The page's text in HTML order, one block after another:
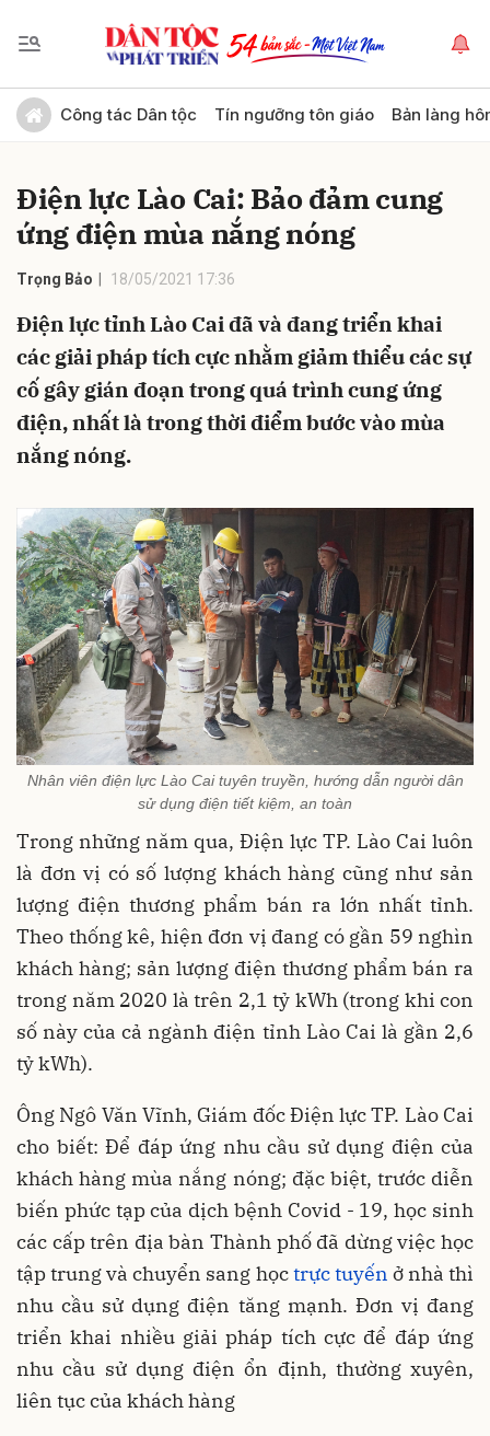
Công tác Dân tộc Tín ngưỡng tôn giáo Bản làng
Điện lực Lào Cai: Bảo đảm cung
ứng điện mùa nắng nóng
Trọng Bảo 18/05/2021 17:36
Điện lực tỉnh Lào Cai đã và đang triển khai
các giải pháp tích cực nhằm giảm thiểu các sự
cố gây gián đoạn trong quá trình cung ứng
điện, nhất là trong thời điểm bước vào mùa
nắng nóng.
Nhân viên điện lực Lào Cai tuyên truyền, hướng dẫn người dân
sử dụng điện tiết kiệm, an toàn
Trong những năm qua, Điện lực TP. Lào Cai luôn
là đơn vị có số lượng khách hàng cũng như sản
lượng điện thương phẩm bán ra lớn nhất tỉnh.
Theo thống kê, hiện đơn vị đang có gần 59 nghìn
khách hàng; sản lượng điện thương phẩm bán ra
trong năm 2020 là trên 2,1 tỷ kWh (trong khi con
số này của cả ngành điện tỉnh Lào Cai là gần 2,6
tỷ kWh).
Ông Ngô Văn Vĩnh, Giám đốc Điện lực TP. Lào Cai
cho biết: Để đáp ứng nhu cầu sử dụng điện của
khách hàng mùa nắng nóng; đặc biệt, trước diễn
biến phức tạp của dịch bệnh Covid - 19, học sinh
các cấp trên địa bàn Thành phố đã dừng việc học
tập trung và chuyển sang họctrực tuyến ở nhà thì
nhu cầu sử dụng điện tăng mạnh. Đơn vị đang
triển khai nhiều giải pháp tích cực để đáp ứng
nhu cầu sử dụng điện ổn định, thường xuyên,
liên tục của khách hàng
Gửi bình luận
Hủy Gửi